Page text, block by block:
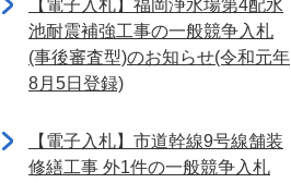
【電子入札】福岡浄水場第4配水
池耐震補強工事の一般競争入札
(事後審査型)のお知らせ(令和元年
8月5日登録)
【電子入札】市道幹線9号線舗装
修繕工事 外1件の一般競争入札